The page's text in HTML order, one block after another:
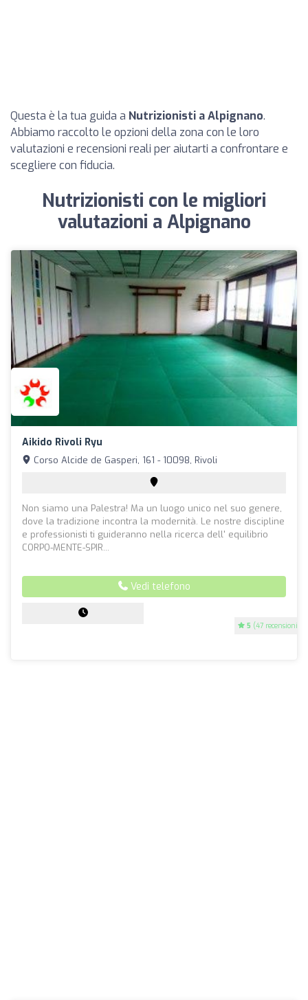
Questa è la tua guida a Nutrizionisti a Alpignano.
Abbiamo raccolto le opzioni della zona con le loro
valutazioni e recensioni reali per aiutarti a confrontare e
scegliere con fiducia.
Nutrizionisti con le migliori
valutazioni a Alpignano
Aikido Rivoli Ryu
5 (47 recensioni)
Corso Alcide de Gasperi, 161 - 10098, Rivoli
Non siamo una Palestra! Ma un luogo unico nel suo genere,
dove la tradizione incontra la modernità. Le nostre discipline
e professionisti ti guideranno nella ricerca dell' equilibrio
CORPO-MENTE-SPIR...
Vedi telefono